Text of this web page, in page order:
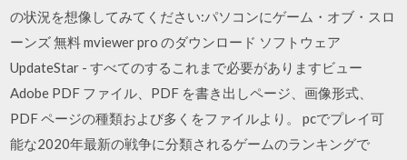
の状況を想像してみてください:パソコンにゲーム・オブ・スロ
ーンズ 無料 mviewer pro のダウンロード ソフトウェア
UpdateStar - すべてのするこれまで必要がありますビュー
Adobe PDF ファイル、PDF を書き出しページ、画像形式、
PDF ページの種類および多くをファイルより。 pcでプレイ可
能な2020年最新の戦争に分類されるゲームのランキングで